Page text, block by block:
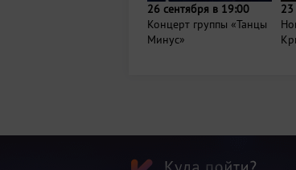
26 сентября в 19:00
Концерт группы «Танцы
Минус»
23